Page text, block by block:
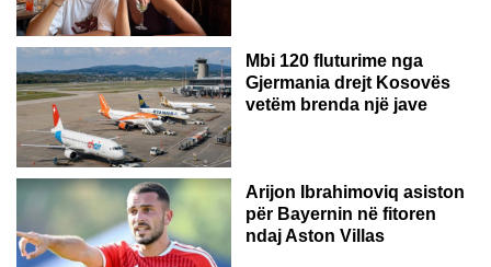
Mbi 120 fluturime nga
Gjermania drejt Kosovës
vetëm brenda një jave
Arijon Ibrahimoviq asiston
për Bayernin në fitoren
ndaj Aston Villas